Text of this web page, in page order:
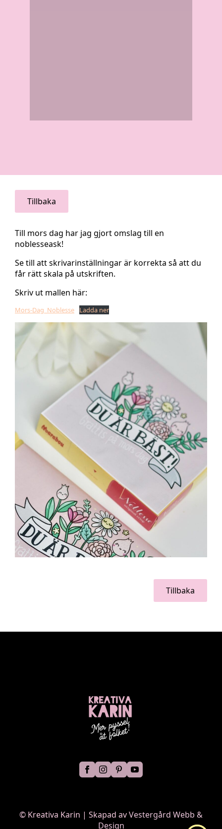
Tillbaka
Till mors dag har jag gjort omslag till en
noblesseask!
Se till att skrivarinställningar är korrekta så att du
får rätt skala på utskriften.
Skriv ut mallen här:
Mors-Dag_Noblesse Ladda ner
Tillbaka
© Kreativa Karin | Skapad avVestergård Webb &
Design